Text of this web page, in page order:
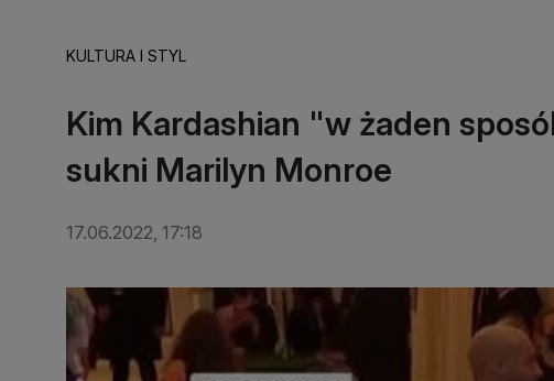
KULTURA I STYL
Kim Kardashian "w żaden
sukni Marilyn Monroe
17.06.2022, 17:18